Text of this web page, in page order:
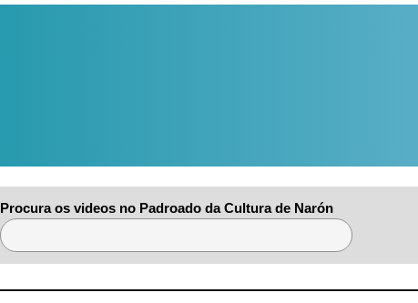
Procura os videos no Padroado da Cultura de Narón